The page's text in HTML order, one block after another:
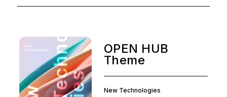
OPEN HUB
Theme
New Technologies